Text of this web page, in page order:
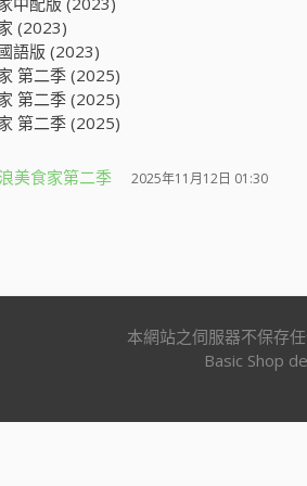
(2023)
語版 (2023)
第二季 (2025)
第二季 (2025)
第二季 (2025)
美食家第二季 2025年11月12日 01:30
本網站之伺服器不保存
Basic Shop